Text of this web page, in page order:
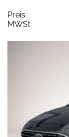
Preis:
MWSt: